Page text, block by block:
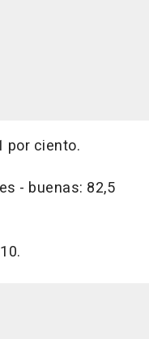
por ciento.
- buenas: 82,5